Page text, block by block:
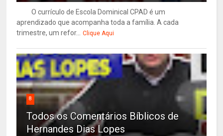
O currículo de Escola Dominical CPAD é um
aprendizado que acompanha toda a família. A cada
trimestre, um refor... Clique Aqui
8
Todos os Comentários Bíblicos de
Hernandes Dias Lopes